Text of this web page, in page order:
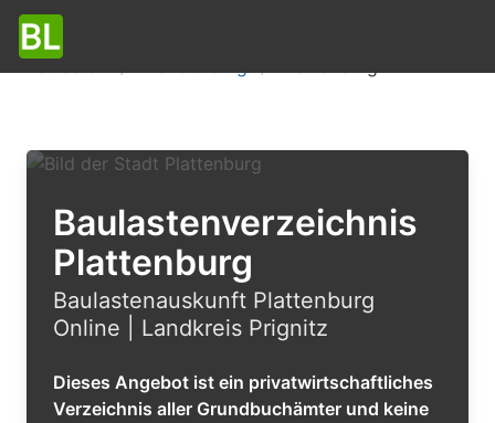
Baulastenverzeichnis
Plattenburg
Baulastenauskunft Plattenburg
Online | Landkreis Prignitz
Dieses Angebot ist ein privatwirtschaftliches
Verzeichnis aller Grundbuchämter und keine